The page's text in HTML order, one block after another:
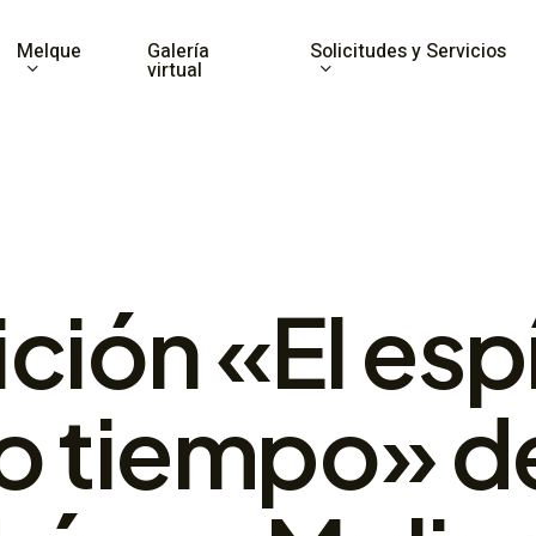
Melque Galería
virtual
Solicitudes y Servicios
«El
tiempo»